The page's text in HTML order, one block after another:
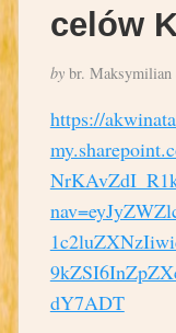
celów
bybr. Maksymilian
https://
dY7ADT